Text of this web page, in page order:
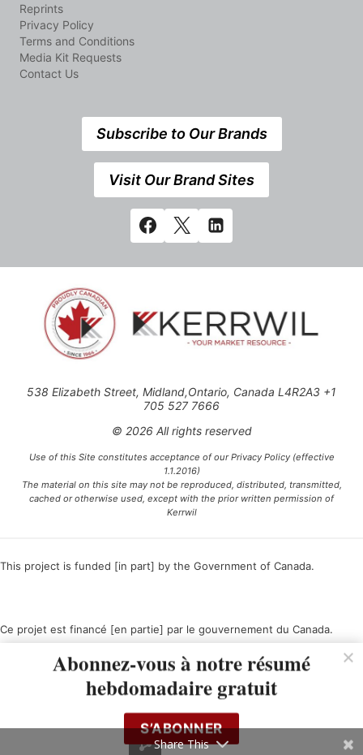
Reprints
Privacy Policy
Terms and Conditions
Media Kit Requests
Contact Us
Subscribe to Our Brands
Visit Our Brand Sites
538 Elizabeth Street, Midland,Ontario, Canada L4R2A3 +1
705 527 7666
© 2026 All rights reserved
Use of this Site constitutes acceptance of our Privacy Policy (effective
1.1.2016)
The material on this site may not be reproduced, distributed, transmitted,
cached or otherwise used, except with the prior written permission of
Kerrwil
This project is funded [in part] by the Government of Canada.
Ce projet est financé [en partie] par le gouvernement du Canada.
Abonnez-vous à notre résumé
hebdomadaire gratuit
S’ABONNER
Share This